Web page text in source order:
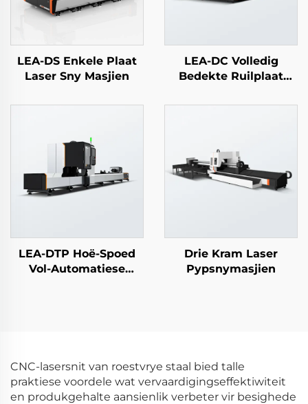
LEA-DS Enkele Plaat
Laser Sny Masjien
LEA-DC Volledig
Bedekte Ruilplaat
LEA-DTP Hoë-Spoed
Vol-Automatiese
Drie Kram Laser
Pypsnymasjien
CNC-lasersnit van roestvrye staal bied talle
praktiese voordele wat vervaardigingseffektiwiteit
en produkgehalte aansienlik verbeter vir besighede